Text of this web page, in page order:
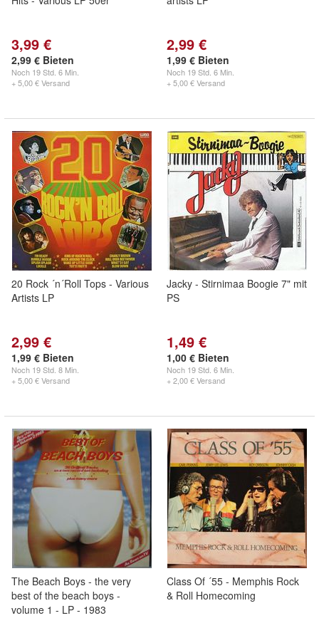
3,99 €
2,99 € Bieten
Noch 19 Std. 6 Min.
+ 5,00 € Versand
2,99 €
1,99 € Bieten
Noch 19 Std. 6 Min.
+ 5,00 € Versand
20 Rock ´n´Roll Tops - Various
Artists LP
2,99 €
1,99 € Bieten
Noch 19 Std. 8 Min.
+ 5,00 € Versand
Jacky - Stirnimaa Boogie 7" mit
PS
1,49 €
1,00 € Bieten
Noch 19 Std. 6 Min.
+ 2,00 € Versand
The Beach Boys - the very
best of the beach boys -
volume 1 - LP - 1983
Class Of ´55 - Memphis Rock
& Roll Homecoming